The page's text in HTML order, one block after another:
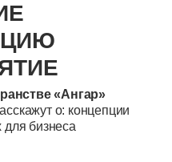
стве «Ангар»
о: концепции
для бизнеса